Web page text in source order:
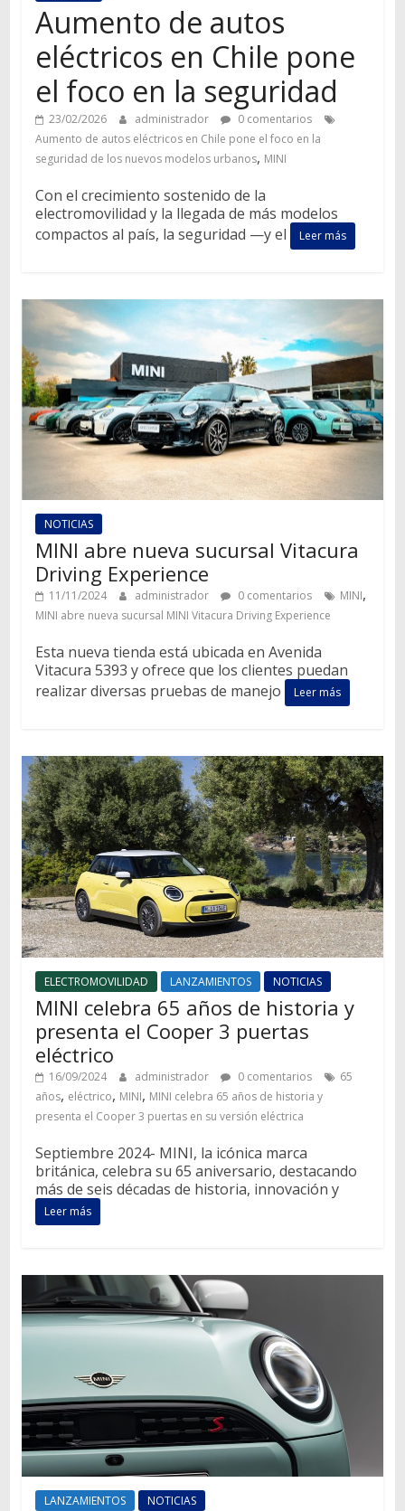
Aumento de autos
eléctricos en Chile pone
el foco en la seguridad
23/02/2026 administrador
0 comentarios
Aumento de autos eléctricos en Chile pone el foco en la
seguridad de los nuevos modelos urbanos, MINI
Con el crecimiento sostenido de la
electromovilidad y la llegada de más modelos
compactos al país, la seguridad —y el
Leer más
NOTICIAS
MINI abre nueva sucursal Vitacura
Driving Experience
11/11/2024 administrador 0 comentarios MINI,
MINI abre nueva sucursal MINI Vitacura Driving Experience
Esta nueva tienda está ubicada en Avenida
Vitacura 5393 y ofrece que los clientes puedan
realizar diversas pruebas de manejo
Leer más
ELECTROMOVILIDAD LANZAMIENTOS NOTICIAS
MINI celebra 65 años de historia y
presenta el Cooper 3 puertas
eléctrico
16/09/2024 administrador 0 comentarios
65
años, eléctrico, MINI, MINI celebra 65 años de historia y
presenta el Cooper 3 puertas en su versión eléctrica
Septiembre 2024- MINI, la icónica marca
británica, celebra su 65 aniversario, destacando
más de seis décadas de historia, innovación y
Leer más
LANZAMIENTOS NOTICIAS